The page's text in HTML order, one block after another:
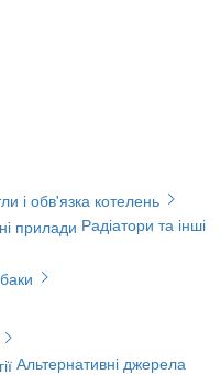
і обв'язка котелень
Радіатори та інші
Альтернативні джерела